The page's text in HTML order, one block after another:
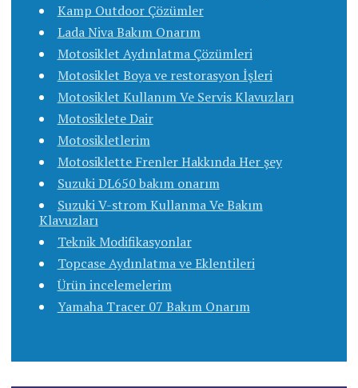
Kamp Outdoor Çözümler
Lada Niva Bakım Onarım
Motosiklet Aydınlatma Çözümleri
Motosiklet Boya ve restorasyon İşleri
Motosiklet Kullanım Ve Servis Klavuzları
Motosiklete Dair
Motosikletlerim
Motosiklette Frenler Hakkında Her şey
Suzuki DL650 bakım onarım
Suzuki V-strom Kullanma Ve Bakım
Klavuzları
Teknik Modifikasyonlar
Topcase Aydınlatma ve Eklentileri
Ürün incelemelerim
Yamaha Tracer 07 Bakım Onarım